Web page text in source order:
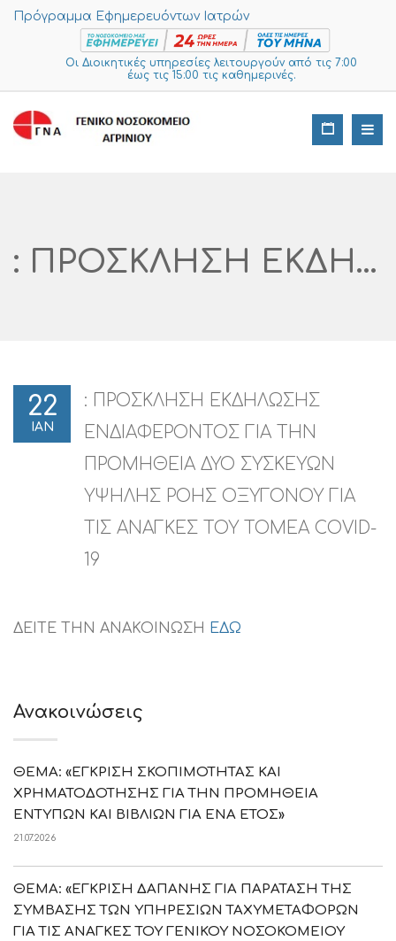
Πρόγραμμα Εφημερευόντων Ιατρών
Οι Διοικητικές υπηρεσίες λειτουργούν από τις 7:00
έως τις 15:00 τις καθημερινές.
: ΠΡΟΣΚΛΗΣΗ ΕΚΔΗΛΩΣΗΣ ΕΝΔΙΑΦΕΡΟΝΤΟΣ ΓΙΑ ΤΗΝ ΠΡΟΜΗΘΕΙΑ ΔΥΟ ΣΥΣΚΕΥΩΝ ΥΨΗΛΗΣ ΡΟΗΣ ΟΞΥΓΟΝΟΥ ΓΙΑ ΤΙΣ ΑΝΑΓΚΕΣ ΤΟΥ ΤΟΜΕΑ COVID-19
22
ΙΑΝ
: ΠΡΟΣΚΛΗΣΗ ΕΚΔΗΛΩΣΗΣ
ΕΝΔΙΑΦΕΡΟΝΤΟΣ ΓΙΑ ΤΗΝ
ΠΡΟΜΗΘΕΙΑ ΔΥΟ ΣΥΣΚΕΥΩΝ
ΥΨΗΛΗΣ ΡΟΗΣ ΟΞΥΓΟΝΟΥ ΓΙΑ
ΤΙΣ ΑΝΑΓΚΕΣ ΤΟΥ ΤΟΜΕΑ COVID-
19
ΔΕΙΤΕ ΤΗΝ ΑΝΑΚΟΙΝΩΣΗ ΕΔΩ
Ανακοινώσεις
ΘΕΜΑ: «ΕΓΚΡΙΣΗ ΣΚΟΠΙΜΟΤΗΤΑΣ ΚΑΙ
ΧΡΗΜΑΤΟΔΟΤΗΣΗΣ ΓΙΑ ΤΗΝ ΠΡΟΜΗΘΕΙΑ
ΕΝΤΥΠΩΝ ΚΑΙ ΒΙΒΛΙΩΝ ΓΙΑ ΕΝΑ ΕΤΟΣ»
21.07.2026
ΘΕΜΑ: «ΕΓΚΡΙΣΗ ΔΑΠΑΝΗΣ ΓΙΑ ΠΑΡΑΤΑΣΗ ΤΗΣ
ΣΥΜΒΑΣΗΣ ΤΩΝ ΥΠΗΡΕΣΙΩΝ ΤΑΧΥΜΕΤΑΦΟΡΩΝ
ΓΙΑ ΤΙΣ ΑΝΑΓΚΕΣ ΤΟΥ ΓΕΝΙΚΟΥ ΝΟΣΟΚΟΜΕΙΟΥ